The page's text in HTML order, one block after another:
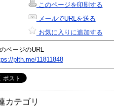
このページを印刷する
メールでURLを送る
お気に入りに追加する
ページのURL
plth.me/11811848
カテゴリ